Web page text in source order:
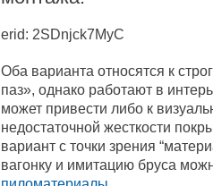
erid: 2SDnjck7MyC
Оба варианта относятся к
паз», однако работают в
может привести либо к
недостаточной жесткости
вариант с точки зрения
вагонку и имитацию бруса